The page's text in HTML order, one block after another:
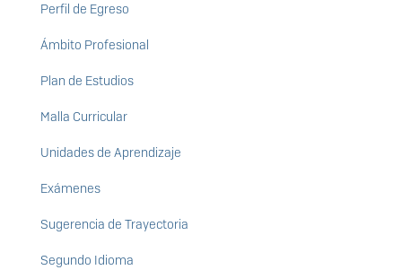
Perfil de Egreso
Ámbito Profesional
Plan de Estudios
Malla Curricular
Unidades de Aprendizaje
Exámenes
Sugerencia de Trayectoria
Segundo Idioma